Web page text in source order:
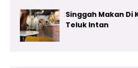
Singgah Makan Di
Teluk Intan